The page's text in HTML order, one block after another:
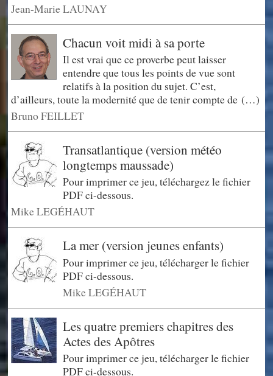
Jean-Marie LAUNAY
Chacun voit midi à sa porte
Il est vrai que ce proverbe peut laisser
entendre que tous les points de vue sont
relatifs à la position du sujet. C’est,
d’ailleurs, toute la modernité que de tenir compte de (…)
Bruno FEILLET
Transatlantique (version météo
longtemps maussade)
Pour imprimer ce jeu, téléchargez le fichier
PDF ci-dessous.
Mike LEGÉHAUT
La mer (version jeunes enfants)
Pour imprimer ce jeu, télécharger le fichier
PDF ci-dessous.
Mike LEGÉHAUT
Les quatre premiers chapitres des
Actes des Apôtres
Pour imprimer ce jeu, télécharger le fichier
PDF ci-dessous.